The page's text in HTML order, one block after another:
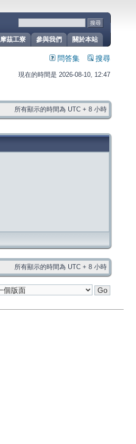
關於本站
參與我們
摩茲工寮
問答集 搜尋
現在的時間是 2026-08-10, 12:47
所有顯示的時間為 UTC + 8 小時
所有顯示的時間為 UTC + 8 小時